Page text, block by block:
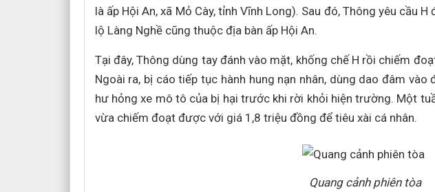
là ấp Hội An, xã Mỏ Cày, tỉnh Vĩnh Long). Sau đó, Thông yêu cầu
lộ Làng Nghề cũng thuộc địa bàn ấp Hội An.
Tại đây, Thông dùng tay đánh vào mặt, khống chế H rồi chiếm
Ngoài ra, bị cáo tiếp tục hành hung nạn nhân, dùng dao đâm
hư hỏng xe mô tô của bị hại trước khi rời khỏi hiện trường. Một
vừa chiếm đoạt được với giá 1,8 triệu đồng để tiêu xài cá nhân.
Quang cảnh phiên tòa